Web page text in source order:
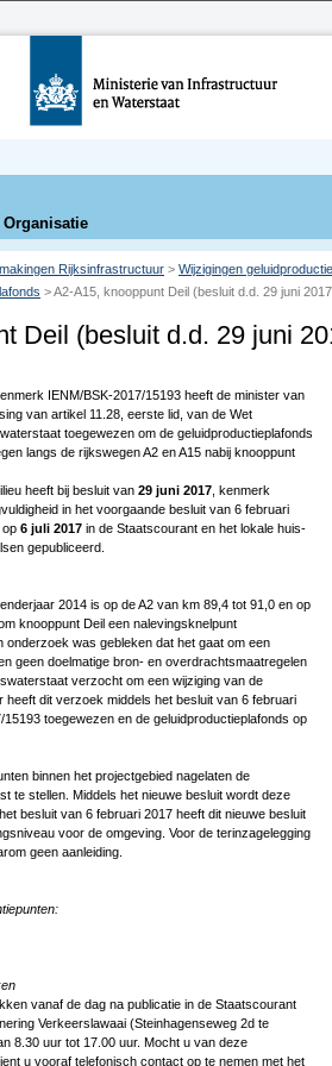
Organisatie
Rijksinfrastructuur > Wijzigingen
>A2-A15, knooppunt Deil (besluit d.d. 29 juni
Deil (besluit d.d. 29 juni
IENM/BSK-2017/15193 heeft de minister van
van artikel 11.28, eerste lid, van de Wet
toegewezen om de geluidproductieplafonds
langs de rijkswegen A2 en A15 nabij knooppunt
heeft bij besluit van 29 juni 2017 , kenmerk
in het voorgaande besluit van 6 februari
op 6 juli 2017 in de Staatscourant en het lokale huis-
gepubliceerd.
2014 is op de A2 van km 89,4 tot 91,0 en op
knooppunt Deil een nalevingsknelpunt
was gebleken dat het gaat om een
geen doelmatige bron- en overdrachtsmaatregelen
verzocht om een wijziging van de
heeft dit verzoek middels het besluit van 6 februari
toegewezen en de geluidproductieplafonds op
binnen het projectgebied nagelaten de
te stellen. Middels het nieuwe besluit wordt deze
besluit van 6 februari 2017 heeft dit nieuwe besluit
voor de omgeving. Voor de terinzagelegging
geen aanleiding.
vanaf de dag na publicatie in de Staatscourant
Verkeerslawaai (Steinhagenseweg 2d te
8.30 uur tot 17.00 uur. Mocht u van deze
u vooraf telefonisch contact op te nemen met het